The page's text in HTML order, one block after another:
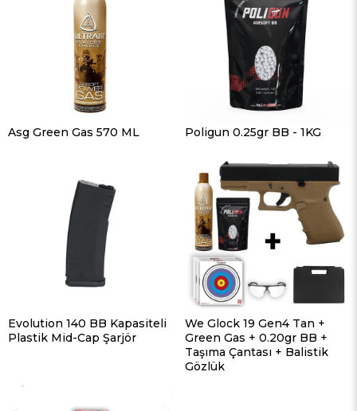
Asg Green Gas 570 ML Poligun 0.25gr BB - 1KG
Evolution 140 BB Kapasiteli
Plastik Mid-Cap Şarjör
We Glock 19 Gen4 Tan +
Green Gas + 0.20gr BB +
Taşıma Çantası + Balistik
Gözlük